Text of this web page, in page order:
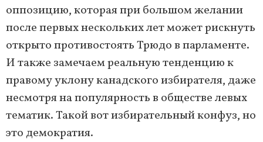
оппозицию, которая при большом желании
после первых нескольких лет может рискнуть
открыто противостоять Трюдо в парламенте.
И также замечаем реальную тенденцию к
правому уклону канадского избирателя, даже
несмотря на популярность в обществе левых
тематик. Такой вот избирательный конфуз, но
это демократия.